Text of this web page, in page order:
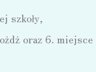
szkoły,
oraz 6.